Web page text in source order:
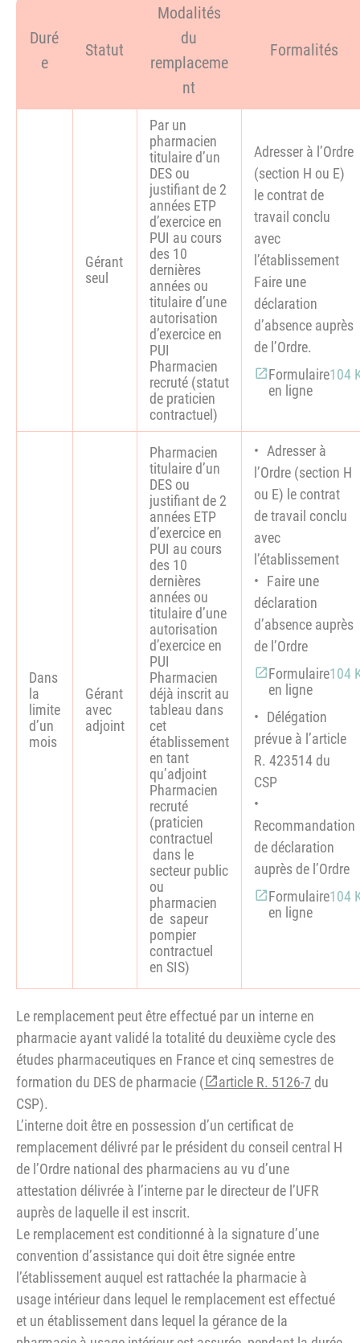
Duré
e
Statut
Modalités
du
remplaceme
nt
Formalités
Gérant
seul
Par un
pharmacien
titulaire d’un
DES ou
justifiant de 2
années ETP
d’exercice en
PUI au cours
des 10
dernières
années ou
titulaire d’une
autorisation
d’exercice en
PUI
Pharmacien
recruté (statut
de praticien
contractuel)
Adresser à l’Ordre
(section H ou E)
le contrat de
travail conclu
avec
l’établissement
Faire une
déclaration
d’absence auprès
de l’Ordre.
Formulaire
en ligne
104
Dans
la
limite
d’un
mois
Gérant
avec
adjoint
Pharmacien
titulaire d’un
DES ou
justifiant de 2
années ETP
d’exercice en
PUI au cours
des 10
dernières
années ou
titulaire d’une
autorisation
d’exercice en
PUI
Pharmacien
déjà inscrit au
tableau dans
cet
établissement
en tant
qu’adjoint
Pharmacien
recruté
(praticien
contractuel
dans le
secteur public
ou
pharmacien
de sapeur
pompier
contractuel
en SIS)
Adresser à
l’Ordre (section H
ou E) le contrat
de travail conclu
avec
l’établissement
Faire une
déclaration
d’absence auprès
de l’Ordre
Formulaire
en ligne
104
Délégation
prévue à l’article
R. 4235­14 du
CSP
Recommandation
de déclaration
auprès de l’Ordre
Formulaire
en ligne
104
Le remplacement peut être effectué par un interne en
pharmacie ayant validé la totalité du deuxième cycle des
études pharmaceutiques en France et cinq semestres de
formation du DES de pharmacie (
article R. 5126-7 du
CSP).
L’interne doit être en possession d’un certificat de
remplacement délivré par le président du conseil central H
de l’Ordre national des pharmaciens au vu d’une
attestation délivrée à l’interne par le directeur de l’UFR
auprès de laquelle il est inscrit.
Le remplacement est conditionné à la signature d’une
convention d’assistance qui doit être signée entre
l’établissement auquel est rattachée la pharmacie à
usage intérieur dans lequel le remplacement est effectué
et un établissement dans lequel la gérance de la